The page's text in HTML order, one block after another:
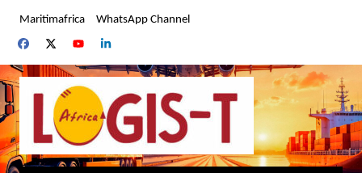
content
Maritimafrica WhatsApp Channel